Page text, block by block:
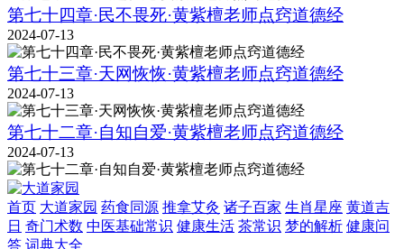
第七十四章·民不畏死·黄紫檀老师点窍道德经
2024-07-13
第七十三章·天网恢恢·黄紫檀老师点窍道德经
2024-07-13
第七十二章·自知自爱·黄紫檀老师点窍道德经
2024-07-13
首页 大道家园 药食同源 推拿艾灸 诸子百家 生肖星座 黄道吉
日 奇门术数 中医基础常识 健康生活 茶常识 梦的解析 健康问
答 词典大全